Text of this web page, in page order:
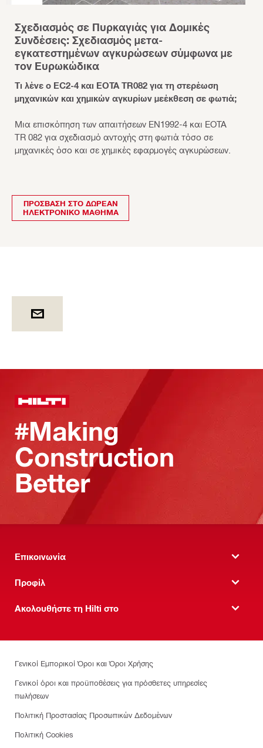
Σχεδιασμός σε Πυρκαγιάς για Δομικές
Συνδέσεις: Σχεδιασμός μετα-
εγκατεστημένων αγκυρώσεων σύμφωνα με
τον Ευρωκώδικα
Τι λένε ο EC2-4 και EOTA TR082 για τη στερέωση
μηχανικών και χημικών αγκυρίων μεέκθεση σε φωτιά;
Μια επισκόπηση των απαιτήσεων EN1992-4 και EOTA
TR 082 για σχεδιασμό αντοχής στη φωτιά τόσο σε
μηχανικές όσο και σε χημικές εφαρμογές αγκυρώσεων.
ΠΡΌΣΒΑΣΗ ΣΤΟ ΔΩΡΕΆΝ
ΗΛΕΚΤΡΟΝΙΚΌ ΜΆΘΗΜΑ
#Making
Construction
Better
Επικοινωνία
Προφίλ
Ακολουθήστε τη Hilti στο
Γενικοί Εμπορικοί Όροι και Όροι Χρήσης
Γενικοί όροι και προϋποθέσεις για πρόσθετες υπηρεσίες
πωλήσεων
Πολιτική Προστασίας Προσωπικών Δεδομένων
Πολιτική Cookies